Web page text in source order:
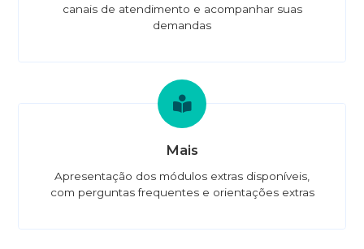
canais de atendimento e acompanhar suas
demandas
Mais
Apresentação dos módulos extras disponíveis,
com perguntas frequentes e orientações extras